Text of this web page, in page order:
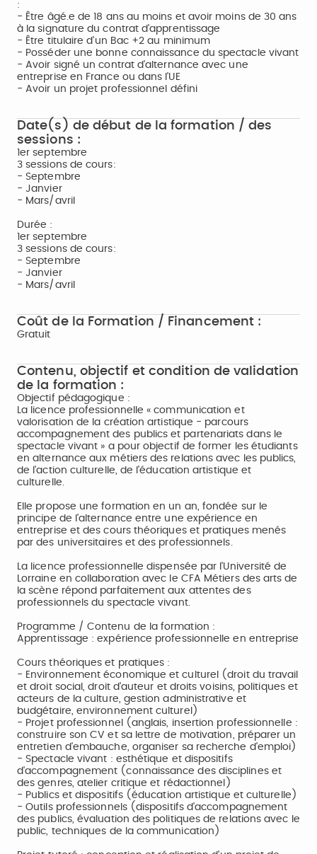
:
- Être âgé.e de 18 ans au moins et avoir moins de 30 ans
à la signature du contrat d'apprentissage
- Être titulaire d'un Bac +2 au minimum
- Posséder une bonne connaissance du spectacle vivant
- Avoir signé un contrat d'alternance avec une
entreprise en France ou dans l'UE
- Avoir un projet professionnel défini
Date(s) de début de la formation / des
sessions :
1er septembre
3 sessions de cours:
- Septembre
- Janvier
- Mars/avril
Durée :
1er septembre
3 sessions de cours:
- Septembre
- Janvier
- Mars/avril
Coût de la Formation / Financement :
Gratuit
Contenu, objectif et condition de validation
de la formation :
Objectif pédagogique :
La licence professionnelle « communication et
valorisation de la création artistique - parcours
accompagnement des publics et partenariats dans le
spectacle vivant » a pour objectif de former les étudiants
en alternance aux métiers des relations avec les publics,
de l'action culturelle, de l'éducation artistique et
culturelle.
Elle propose une formation en un an, fondée sur le
principe de l'alternance entre une expérience en
entreprise et des cours théoriques et pratiques menés
par des universitaires et des professionnels.
La licence professionnelle dispensée par l'Université de
Lorraine en collaboration avec le CFA Métiers des arts de
la scène répond parfaitement aux attentes des
professionnels du spectacle vivant.
Programme / Contenu de la formation :
Apprentissage : expérience professionnelle en entreprise
Cours théoriques et pratiques :
- Environnement économique et culturel (droit du travail
et droit social, droit d'auteur et droits voisins, politiques et
acteurs de la culture, gestion administrative et
budgétaire, environnement culturel)
- Projet professionnel (anglais, insertion professionnelle :
construire son CV et sa lettre de motivation, préparer un
entretien d'embauche, organiser sa recherche d'emploi)
- Spectacle vivant : esthétique et dispositifs
d'accompagnement (connaissance des disciplines et
des genres, atelier critique et rédactionnel)
- Publics et dispositifs (éducation artistique et culturelle)
- Outils professionnels (dispositifs d'accompagnement
des publics, évaluation des politiques de relations avec le
public, techniques de la communication)